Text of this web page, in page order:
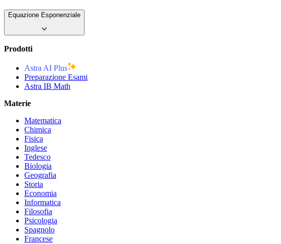
Equazione Esponenziale
Prodotti
Astra AI Plus
Preparazione Esami
Astra IB Math
Materie
Matematica
Chimica
Fisica
Inglese
Tedesco
Biologia
Geografia
Storia
Economia
Informatica
Filosofia
Psicologia
Spagnolo
Francese